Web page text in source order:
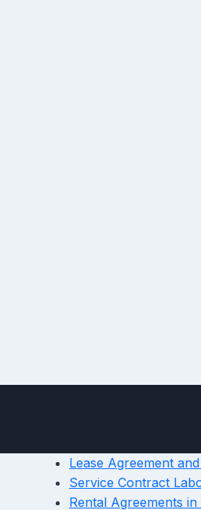
Lease Agreement
Service Contract
Rental Agreements